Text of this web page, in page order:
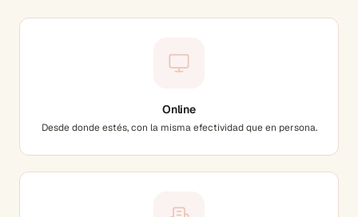
Online
Desde donde estés, con la misma efectividad que en persona.